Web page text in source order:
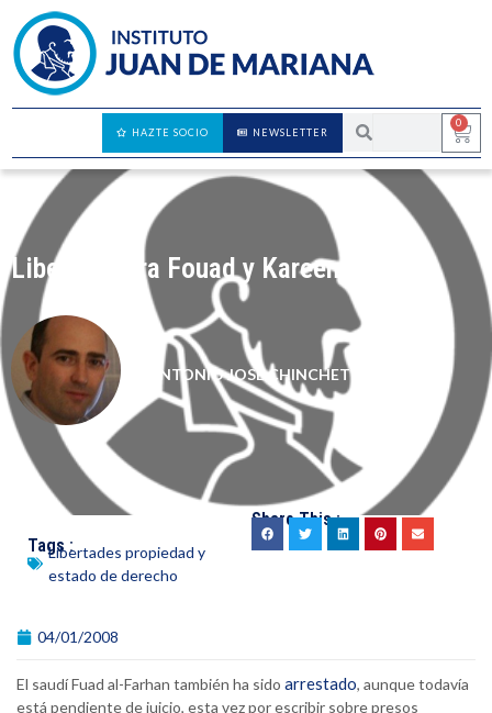
0
NEWSLETTER
HAZTE SOCIO
Libertad para Fouad y Kareem
ANTONIO JOSÉ CHINCHETRU
Tags :
Libertades propiedad y
estado de derecho
Share This :
04/01/2008
El saudí Fuad al-Farhan también ha sido arrestado, aunque todavía
está pendiente de juicio, esta vez por escribir sobre presos